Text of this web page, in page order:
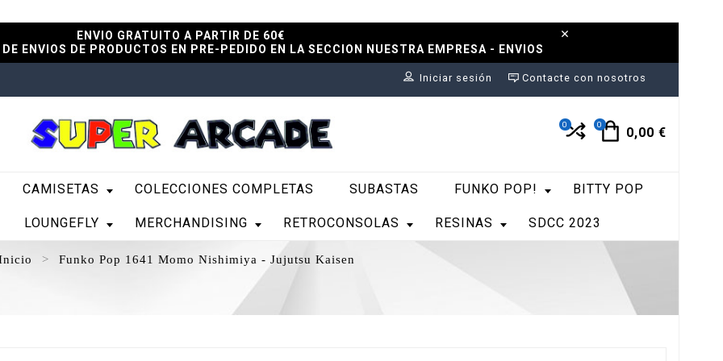
ENVIO GRATUITO A PARTIR DE 60€
ENVIOS DE PRODUCTOS EN PRE-PEDIDO EN LA SECCION NUESTRA EMPRESA - ENVIOS
Contacte con nosotros
Iniciar sesión
0
0,00 €
0
CAMISETAS COLECCIONES COMPLETAS SUBASTAS FUNKO POP! BITTY POP
LOUNGEFLY MERCHANDISING RETROCONSOLAS RESINAS SDCC 2023
Funko Pop 1641 Momo Nishimiya - Jujutsu Kaisen